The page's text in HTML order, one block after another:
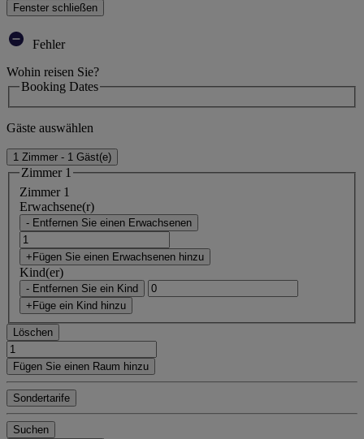
Fenster schließen
Fehler
Wohin reisen Sie?
Booking Dates
Gäste auswählen
1 Zimmer - 1 Gäst(e)
Zimmer 1
Zimmer 1
Erwachsene(r)
- Entfernen Sie einen Erwachsenen
+Fügen Sie einen Erwachsenen hinzu
Kind(er)
- Entfernen Sie ein Kind
+Füge ein Kind hinzu
Löschen
Fügen Sie einen Raum hinzu
Sondertarife
Suchen